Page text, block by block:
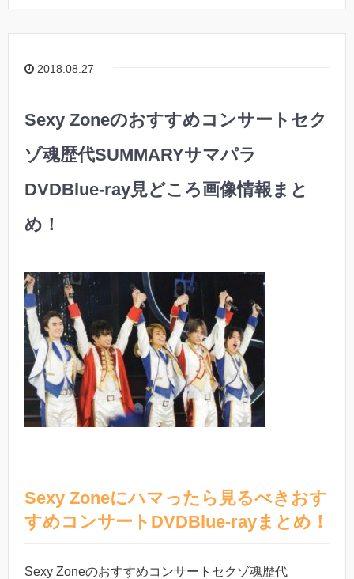
2018.08.27
Sexy Zoneのおすすめコンサートセク
ゾ魂歴代SUMMARYサマパラ
DVDBlue-ray見どころ画像情報まと
め！
Sexy Zoneにハマったら見るべきおす
すめコンサートDVDBlue-rayまとめ！
Sexy Zoneのおすすめコンサートセクゾ魂歴代